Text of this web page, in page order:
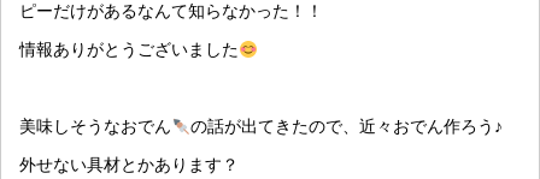
ピーだけがあるなんて知らなかった！！
情報ありがとうございました
美味しそうなおでん
の話が出てきたので、近々おでん作ろう♪
外せない具材とかあります？